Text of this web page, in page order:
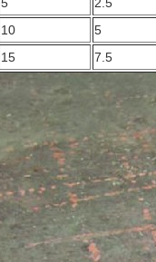
10 5
15 7.5